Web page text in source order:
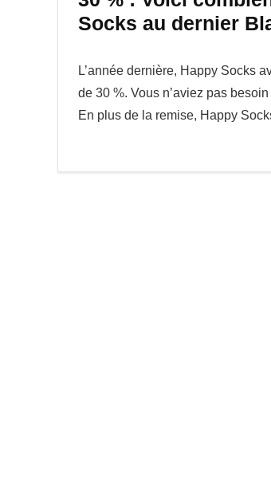
Socks au dernier
L’année dernière, Happy Socks
de 30 %. Vous n’aviez pas
En plus de la remise, Happy